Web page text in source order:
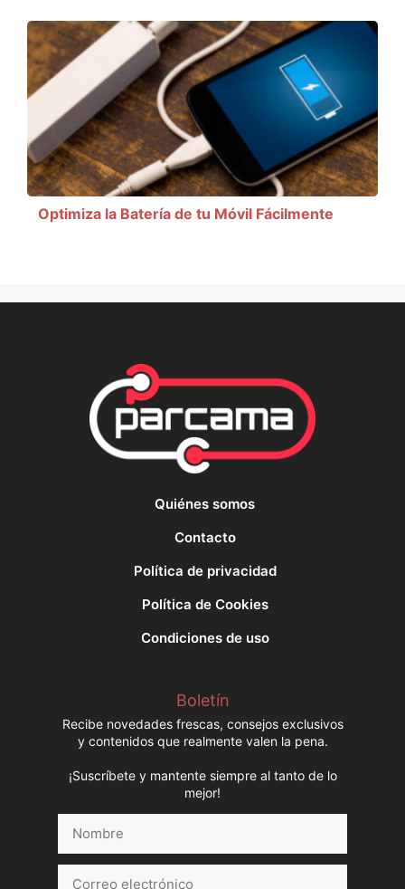
Optimiza la Batería de tu Móvil Fácilmente
Quiénes somos
Contacto
Política de privacidad
Política de Cookies
Condiciones de uso
Boletín
Recibe novedades frescas, consejos exclusivos
y contenidos que realmente valen la pena.
¡Suscríbete y mantente siempre al tanto de lo
mejor!